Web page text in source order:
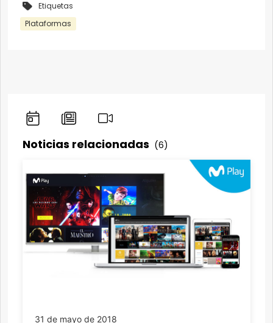
Etiquetas
Plataformas
Noticias relacionadas (6)
31 de mayo de 2018